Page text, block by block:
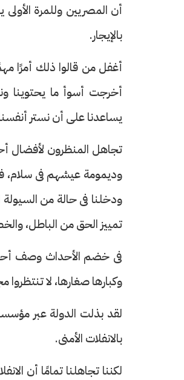
أن المصريين وللمرة
بالإيجار.
أغفل من قالوا ذلك أمرًا
أخرجت أسوأ ما يحتوينا
يساعدنا على أن نستر
تجاهل المنظرون لأفضال
وديمومة عيشهم فى سلام،
ودخلنا فى حالة من
تمييز الحق من الباطل،
فى خضم الأحداث وصف
وكبارها صغارها، لا
لقد بذلت الدولة عبر
بالانفلات الأمنى.
لكننا تجاهلنا تمامًا أن